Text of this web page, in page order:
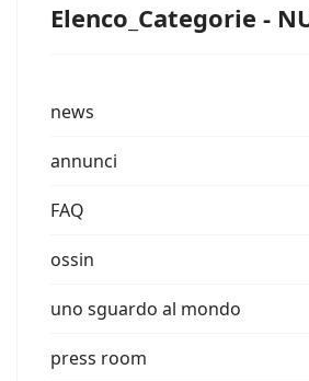
Elenco_Categorie -
news
annunci
FAQ
ossin
uno sguardo al mondo
press room